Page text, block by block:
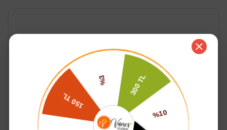
karabuğday unu
Devamını Göster